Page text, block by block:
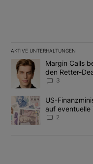
AKTIVE UNTERHALTUNGEN
Das Folgende ist eine
Ein Trendartikel mit
Margin Calls
den Retter-
3
Ein Trendartikel mit
US-
auf eventuelle
2